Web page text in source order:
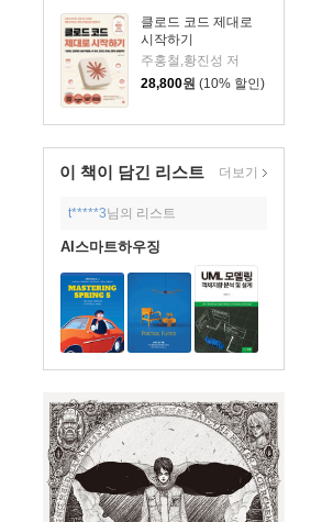
클로드 코드 제대로
시작하기
주홍철,황진성 저
28,800원 (10% 할인)
이 책이 담긴 리스트 더보기
t*****3님의 리스트
AI스마트하우징